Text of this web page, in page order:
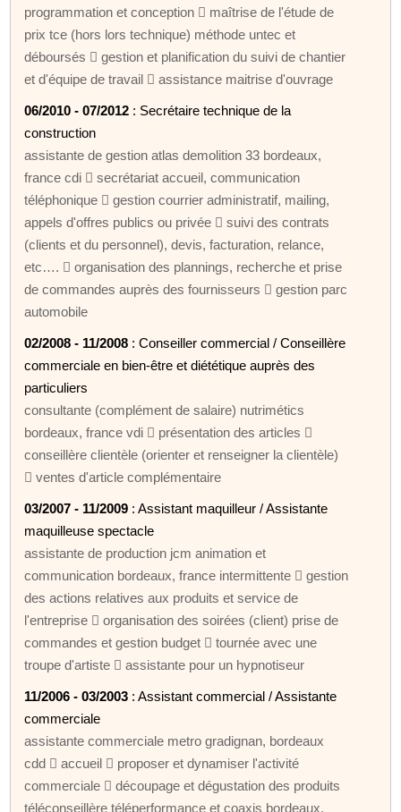
programmation et conception  maîtrise de l'étude de
prix tce (hors lors technique) méthode untec et
déboursés  gestion et planification du suivi de chantier
et d'équipe de travail  assistance maitrise d'ouvrage
06/2010 - 07/2012 : Secrétaire technique de la
construction
assistante de gestion atlas demolition 33 bordeaux,
france cdi  secrétariat accueil, communication
téléphonique  gestion courrier administratif, mailing,
appels d'offres publics ou privée  suivi des contrats
(clients et du personnel), devis, facturation, relance,
etc….  organisation des plannings, recherche et prise
de commandes auprès des fournisseurs  gestion parc
automobile
02/2008 - 11/2008 : Conseiller commercial / Conseillère
commerciale en bien-être et diététique auprès des
particuliers
consultante (complément de salaire) nutrimétics
bordeaux, france vdi  présentation des articles 
conseillère clientèle (orienter et renseigner la clientèle)
 ventes d'article complémentaire
03/2007 - 11/2009 : Assistant maquilleur / Assistante
maquilleuse spectacle
assistante de production jcm animation et
communication bordeaux, france intermittente  gestion
des actions relatives aux produits et service de
l'entreprise  organisation des soirées (client) prise de
commandes et gestion budget  tournée avec une
troupe d'artiste  assistante pour un hypnotiseur
11/2006 - 03/2003 : Assistant commercial / Assistante
commerciale
assistante commerciale metro gradignan, bordeaux
cdd  accueil  proposer et dynamiser l'activité
commerciale  découpage et dégustation des produits
téléconseillère téléperformance et coaxis bordeaux,